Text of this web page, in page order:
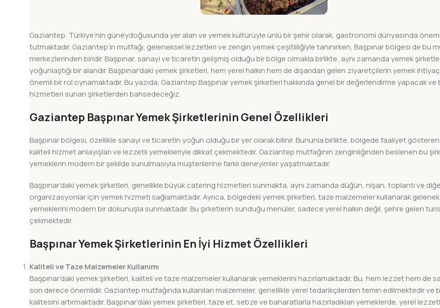
Gaziantep, Türkiye’nin güneydoğusunda yer alan ve yemek kültürüyle ünlü bir şehir olarak, gastronomi dünyasında
tutmaktadır. Gaziantep’in mutfağı, geleneksel lezzetleri ve zengin yemek çeşitliliğiyle tanınırken, Başpınar bölgesi de bu
merkezlerinden biridir. Başpınar, sanayi ve ticaretin gelişmiş olduğu bir bölge olmakla birlikte, aynı zamanda yemek
yoğunlaştığı bir alandır. Başpınar’daki yemek şirketleri, hem yerel halkın hem de dışarıdan gelen ziyaretçilerin yemek
önemli bir rol oynamaktadır. Bu yazıda, Gaziantep Başpınar yemek şirketleri hakkında genel bir değerlendirme yapacak ve
hizmetleri sunan şirketlerden bahsedeceğiz.
Gaziantep Başpınar Yemek Şirketlerinin Genel Özellikleri
Başpınar bölgesi, özellikle sanayi ve ticaretin yoğun olduğu bir yer olarak bilinir. Bununla birlikte, bölgede faaliyet
kaliteli hizmet anlayışları ve lezzetli yemekleriyle dikkat çekmektedir. Gaziantep mutfağının zenginliğinden beslenen bu
yemeklerin modern bir şekilde sunulmasıyla müşterilerine farklı deneyimler yaşatmaktadır.
Başpınar’daki yemek şirketleri, genellikle büyük catering hizmetleri sunmakta, aynı zamanda düğün, nişan, toplantı ve
organizasyonlar için yemek hizmeti sağlamaktadır. Ayrıca, bölgedeki yemek şirketleri, taze malzemeler kullanarak
yemeklerini modern bir dokunuşla sunmaktadır. Bu şirketlerin sunduğu menüler, sadece yerel halkın değil, şehre gelen
çekmektedir.
Başpınar Yemek Şirketlerinin En İyi Hizmet Özellikleri
Kaliteli ve Taze Malzemeler Kullanımı
Başpınar’daki yemek şirketleri, kaliteli ve taze malzemeler kullanarak yemeklerini hazırlamaktadır. Bu, hem lezzet hem de
son derece önemlidir. Gaziantep mutfağında kullanılan malzemeler, genellikle yerel tedarikçilerden temin edilmektedir ve
kalitesini artırmaktadır. Başpınar’daki yemek şirketleri, taze et, sebze ve baharatlarla hazırladıkları yemeklerde, yerel